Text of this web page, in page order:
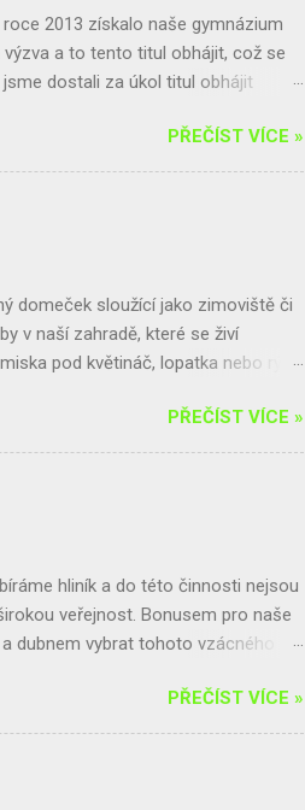
2013 získalo naše gymnázium
a to tento titul obhájit, což se
dostali za úkol titul obhájit
analýzou spotřeby potravin v
našeho gymnázia. Tento
dbají na původ potravin a
jen cena, nebo také kvalita,
PŘEČÍST VÍCE »
domeček sloužící jako zimoviště či
v naší zahradě, které se živí
pod květináč, lopatka nebo rýč,
lze dát trochu hrabanky. Jamku
jako vchod. Celý domeček můžeme
podle tohoto postupu: Budeme
Květináč vložíme do mělké jamky.
PŘEČÍST VÍCE »
hliník a do této činnosti nejsou
veřejnost. Bonusem pro naše
dubnem vybrat tohoto vzácného
204,25 kg . Tu tedy čeká
která nasbírala 200,2 kg. Jelikož byl
podívá na výlet. Celkově se vybralo
PŘEČÍST VÍCE »